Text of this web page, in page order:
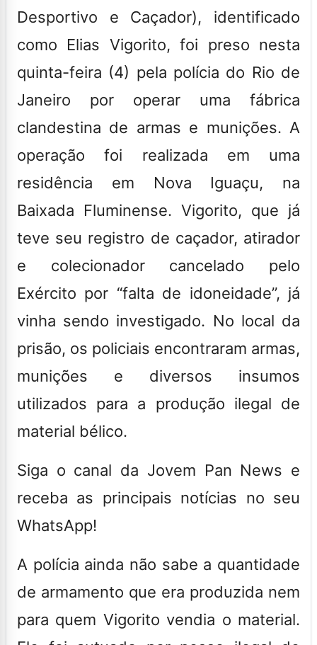
Desportivo e Caçador), identificado
como Elias Vigorito, foi preso nesta
quinta-feira (4) pela polícia do Rio de
Janeiro por operar uma fábrica
clandestina de armas e munições. A
operação foi realizada em uma
residência em Nova Iguaçu, na
Baixada Fluminense. Vigorito, que já
teve seu registro de caçador, atirador
e colecionador cancelado pelo
Exército por “falta de idoneidade”, já
vinha sendo investigado. No local da
prisão, os policiais encontraram armas,
munições e diversos insumos
utilizados para a produção ilegal de
material bélico.
Siga o canal da Jovem Pan News e
receba as principais notícias no seu
WhatsApp!
A polícia ainda não sabe a quantidade
de armamento que era produzida nem
para quem Vigorito vendia o material.